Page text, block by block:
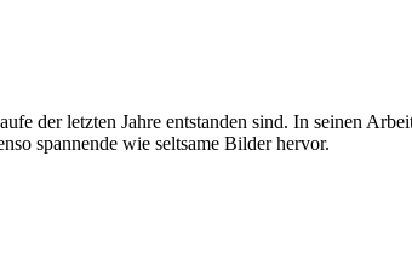
der letzten Jahre entstanden sind. In seinen
spannende wie seltsame Bilder hervor.